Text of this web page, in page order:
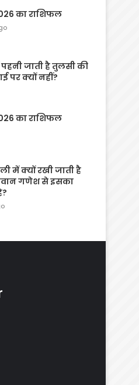
का राशिफल
जाती है तुलसी की
पर क्यों नहीं?
का राशिफल
में क्यों रखी जाती है
गणेश से इसका